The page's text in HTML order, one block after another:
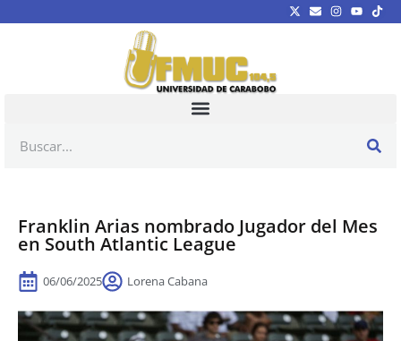
Franklin Arias nombrado Jugador del Mes
en South Atlantic League
06/06/2025 Lorena Cabana